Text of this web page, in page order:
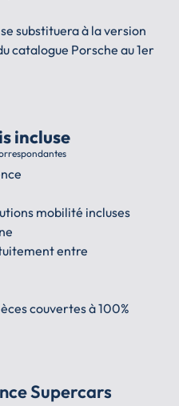
substituera à la version
catalogue Porsche au 1er
incluse
mobilité incluses
entre
couvertes à 100%
Supercars